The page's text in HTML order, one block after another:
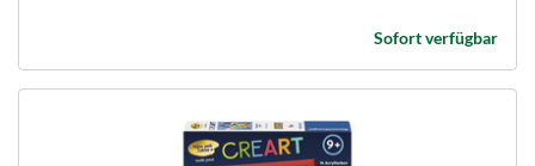
Sofort verfügbar